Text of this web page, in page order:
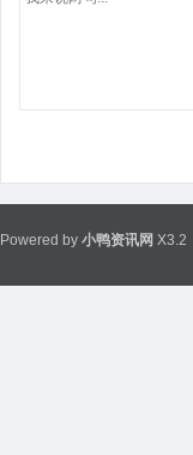
Powered by 小鸭资讯网 X3.2